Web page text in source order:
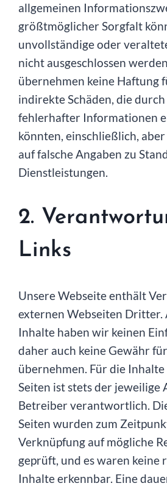
allgemeinen
größtmöglicher Sorgfalt
unvollständige oder
nicht ausgeschlossen
übernehmen keine Haftung
indirekte Schäden, die
fehlerhafter Informationen
könnten, einschließlich,
auf falsche Angaben zu
Dienstleistungen.
2.
Links
Unsere Webseite enthält
externen Webseiten Dritter.
Inhalte haben wir keinen
daher auch keine Gewähr
übernehmen. Für die
Seiten ist stets der jeweilige
Betreiber verantwortlich.
Seiten wurden zum
Verknüpfung auf mögliche
geprüft, und es waren keine
Inhalte erkennbar. Eine